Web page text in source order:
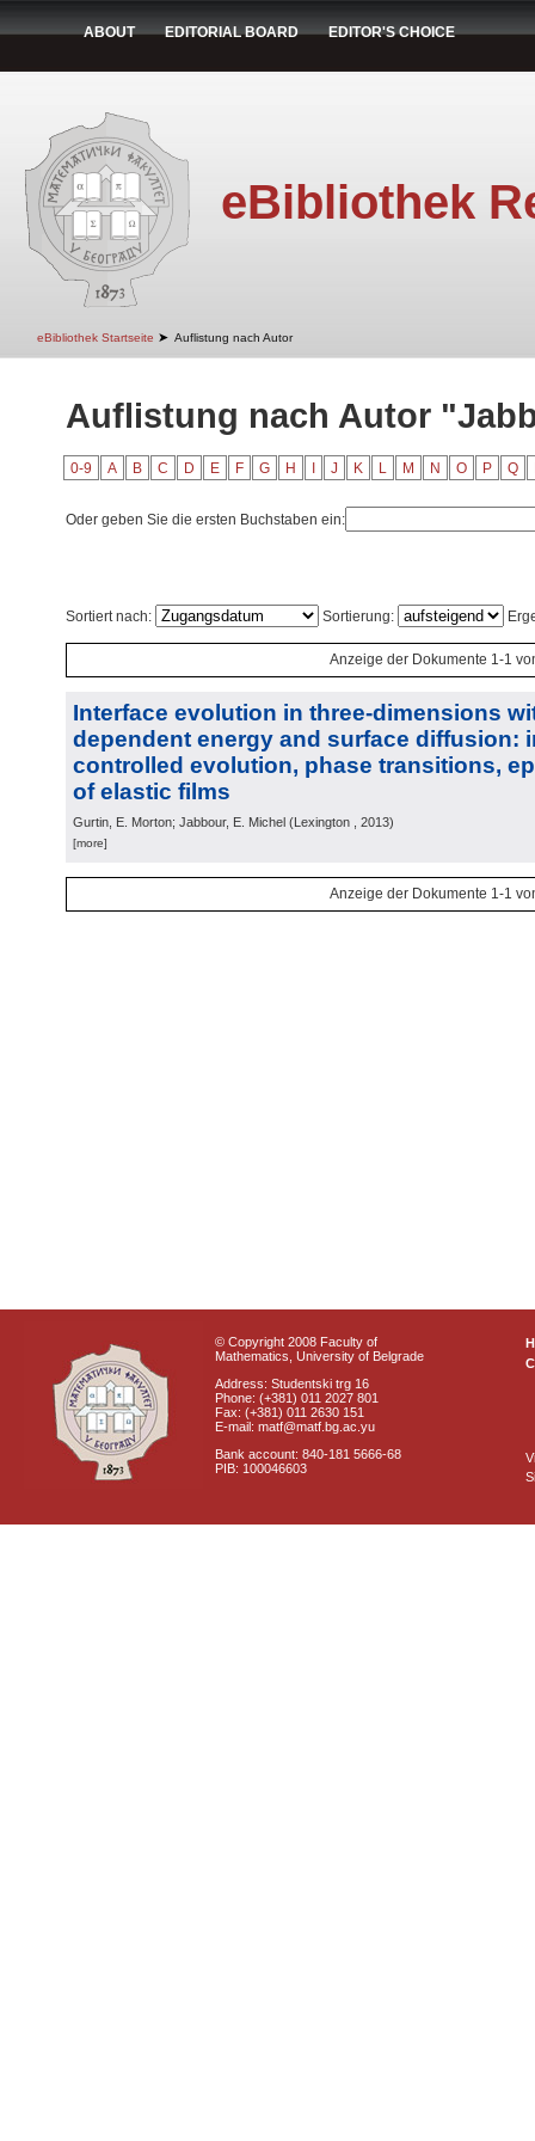
ABOUT EDITORIAL BOARD EDITOR'S CHOICE
eBibliothek
eBibliothek Startseite ➤ Auflistung nach Autor
Auflistung nach Autor
0-9 A B C D E F G H J K L M N O P Q
Oder geben Sie die ersten Buchstaben ein:
Sortiert nach: Sortierung:
Anzeige der Dokumente 1-1
Interface evolution in three-dimensions
dependent energy and surface diffusion:
controlled evolution, phase transitions,
of elastic films
Gurtin, E. Morton; Jabbour, E. Michel (Lexington , 2013)
[more]
Anzeige der Dokumente 1-1
© Copyright 2008 Faculty of
Mathematics, University of Belgrade
Address: Studentski trg 16
Phone: (+381) 011 2027 801
Fax: (+381) 011 2630 151
E-mail: matf@matf.bg.ac.yu
Bank account: 840-181 5666-68
PIB: 100046603